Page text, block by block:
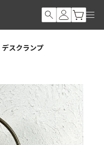
スクランプ